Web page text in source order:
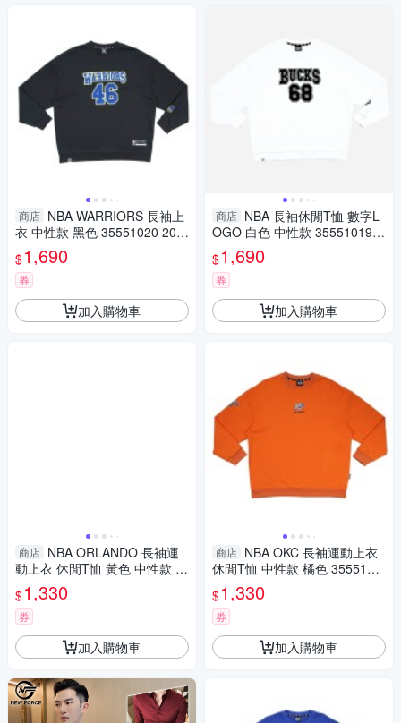
商店 NBA WARRIORS 長袖上
衣 中性款 黑色 35551020 20 n
oB77
$1,690
券
加入購物車
商店 NBA ORLANDO 長袖運
動上衣 休閒T恤 黃色 中性款 3
5551012 62 noB75
$1,330
券
加入購物車
商店 NBA 長袖休閒T恤 數字L
OGO 白色 中性款 35551019 0
0 noB76
$1,690
券
加入購物車
商店 NBA OKC 長袖運動上衣
休閒T恤 中性款 橘色 3555101
1 51 noB74
$1,330
券
加入購物車